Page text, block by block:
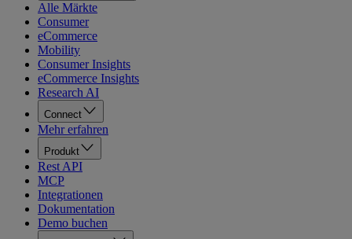
Alle Märkte
Consumer
eCommerce
Mobility
Consumer Insights
eCommerce Insights
Research AI
Connect
Mehr erfahren
Produkt
Rest API
MCP
Integrationen
Dokumentation
Demo buchen